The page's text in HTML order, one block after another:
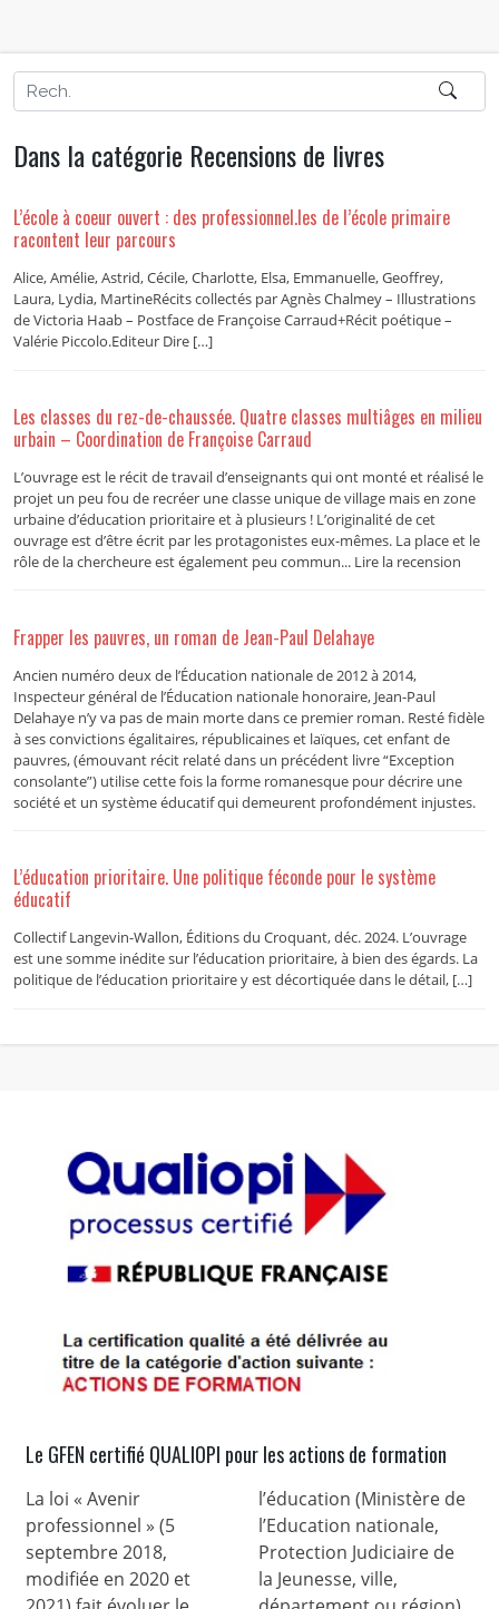
Dans la catégorie Recensions de livres
L’école à coeur ouvert : des professionnel.les de l’école primaire
racontent leur parcours
Alice, Amélie, Astrid, Cécile, Charlotte, Elsa, Emmanuelle, Geoffrey,
Laura, Lydia, MartineRécits collectés par Agnès Chalmey – Illustrations
de Victoria Haab – Postface de Françoise Carraud+Récit poétique –
Valérie Piccolo.Editeur Dire […]
Les classes du rez-de-chaussée. Quatre classes multiâges en milieu
urbain – Coordination de Françoise Carraud
L’ouvrage est le récit de travail d’enseignants qui ont monté et réalisé le
projet un peu fou de recréer une classe unique de village mais en zone
urbaine d’éducation prioritaire et à plusieurs ! L’originalité de cet
ouvrage est d’être écrit par les protagonistes eux-mêmes. La place et le
rôle de la chercheure est également peu commun... Lire la recension
Frapper les pauvres, un roman de Jean-Paul Delahaye
Ancien numéro deux de l’Éducation nationale de 2012 à 2014,
Inspecteur général de l’Éducation nationale honoraire, Jean-Paul
Delahaye n’y va pas de main morte dans ce premier roman. Resté fidèle
à ses convictions égalitaires, républicaines et laïques, cet enfant de
pauvres, (émouvant récit relaté dans un précédent livre “Exception
consolante”) utilise cette fois la forme romanesque pour décrire une
société et un système éducatif qui demeurent profondément injustes.
L’éducation prioritaire. Une politique féconde pour le système
éducatif
Collectif Langevin-Wallon, Éditions du Croquant, déc. 2024. L’ouvrage
est une somme inédite sur l’éducation prioritaire, à bien des égards. La
politique de l’éducation prioritaire y est décortiquée dans le détail, […]
Le GFEN certifié QUALIOPI pour les actions de formation
La loi « Avenir
professionnel » (5
septembre 2018,
modifiée en 2020 et
l’éducation (Ministère de
l’Education nationale,
Protection Judiciaire de
la Jeunesse, ville,